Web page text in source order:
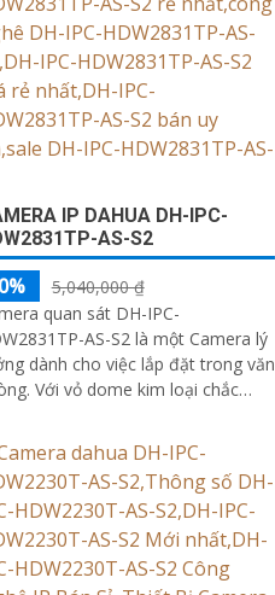
IP DAHUA DH-IPC-
AS-S2
5,040,000 ₫
quan sát DH-IPC-
AS-S2 là một Camera lý
dành cho việc lắp đặt trong văn
kim loại chắc
và bền bỉ cho người dùng